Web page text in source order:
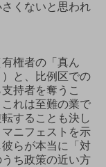
くないと思われ
権者の「真ん
と、比例区での
持者を奪うこ
れは至難の業で
することも決し
ニフェストを示
らが本当に「対
ち政策の近い方